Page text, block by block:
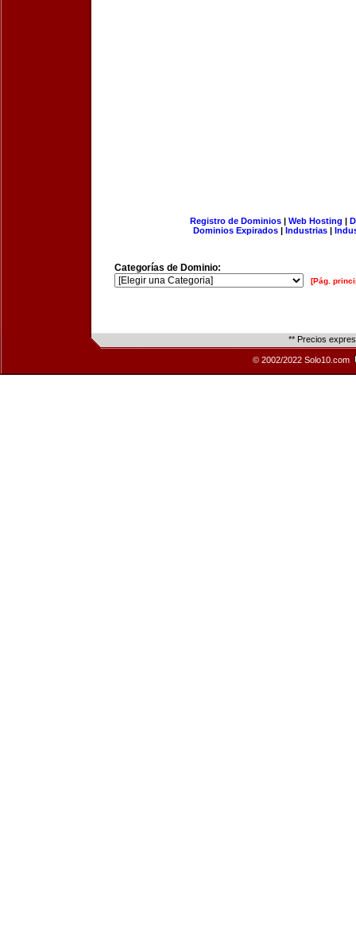
Registro de Dominios| Web Hosting |
Dominios Expirados | Industrias |
Categorías de Dominio:
[Pág.
** Precios
© 2002/2022 Solo10.com